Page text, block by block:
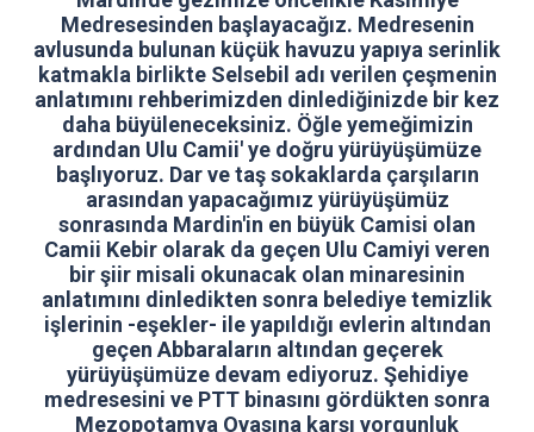
Medresesinden başlayacağız. Medresenin
avlusunda bulunan küçük havuzu yapıya serinlik
katmakla birlikte Selsebil adı verilen çeşmenin
anlatımını rehberimizden dinlediğinizde bir kez
daha büyüleneceksiniz. Öğle yemeğimizin
ardından Ulu Camii' ye doğru yürüyüşümüze
başlıyoruz. Dar ve taş sokaklarda çarşıların
arasından yapacağımız yürüyüşümüz
sonrasında Mardin'in en büyük Camisi olan
Camii Kebir olarak da geçen Ulu Camiyi veren
bir şiir misali okunacak olan minaresinin
anlatımını dinledikten sonra belediye temizlik
işlerinin -eşekler- ile yapıldığı evlerin altından
geçen Abbaraların altından geçerek
yürüyüşümüze devam ediyoruz. Şehidiye
medresesini ve PTT binasını gördükten sonra
Mezopotamya Ovasına karşı yorgunluk